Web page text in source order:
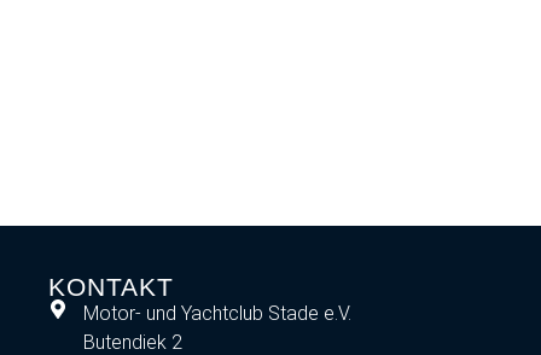
KONTAKT
Motor- und Yachtclub Stade e.V.
Butendiek 2